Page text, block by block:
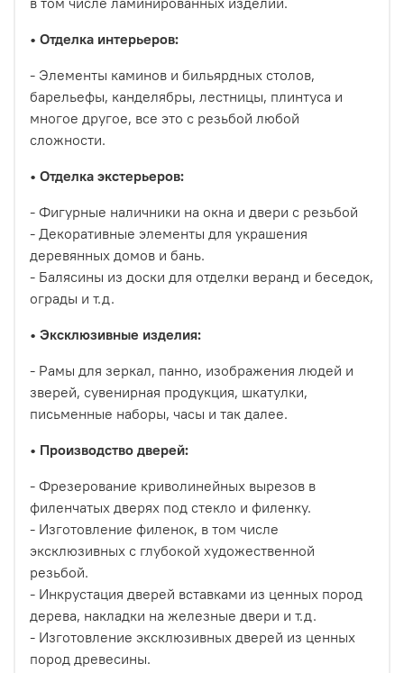
• Отделка интерьеров:
- Элементы каминов и бильярдных столов,
барельефы, канделябры, лестницы, плинтуса и
многое другое, все это с резьбой любой
сложности.
• Отделка экстерьеров:
- Фигурные наличники на окна и двери с резьбой
- Декоративные элементы для украшения
деревянных домов и бань.
- Балясины из доски для отделки веранд и беседок,
ограды и т.д.
• Эксклюзивные изделия:
- Рамы для зеркал, панно, изображения людей и
зверей, сувенирная продукция, шкатулки,
письменные наборы, часы и так далее.
• Производство дверей:
- Фрезерование криволинейных вырезов в
филенчатых дверях под стекло и филенку.
- Изготовление филенок, в том числе
эксклюзивных с глубокой художественной
резьбой.
- Инкрустация дверей вставками из ценных пород
дерева, накладки на железные двери и т.д.
- Изготовление эксклюзивных дверей из ценных
пород древесины.